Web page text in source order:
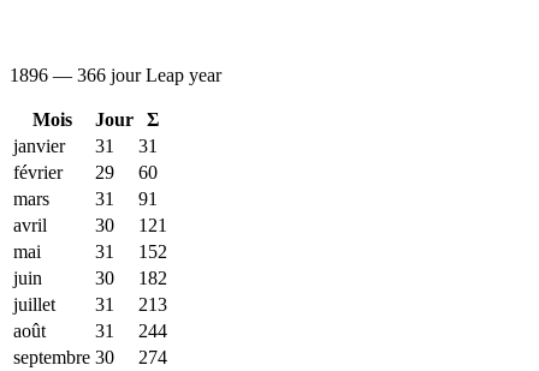
1896 — 366 jourLeap year
Mois Jour
Σ
janvier
31
31
février
29
60
mars
31
91
avril
30
121
mai
31
152
juin
30
182
juillet
31
213
août
31
244
septembre 30
274